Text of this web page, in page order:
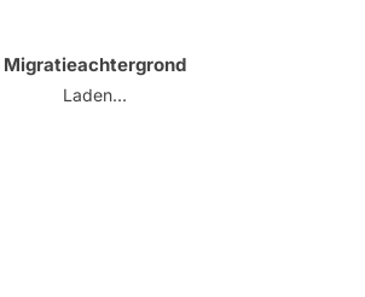
Migratieachtergrond
Laden...